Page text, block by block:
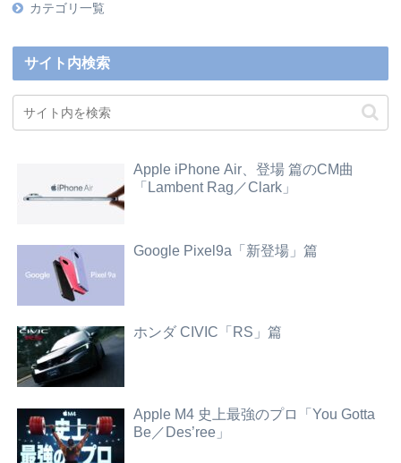
カテゴリ一覧
サイト内検索
Apple iPhone Air、登場 篇のCM曲
「Lambent Rag／Clark」
Google Pixel9a「新登場」篇
ホンダ CIVIC「RS」篇
Apple M4 史上最強のプロ「You Gotta
Be／Des’ree」